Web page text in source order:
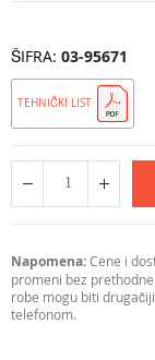
ŠIFRA 03-95671
TEHNIČKI LIST
Napomena:Cene i
promeni bez
robe mogu biti
telefonom.